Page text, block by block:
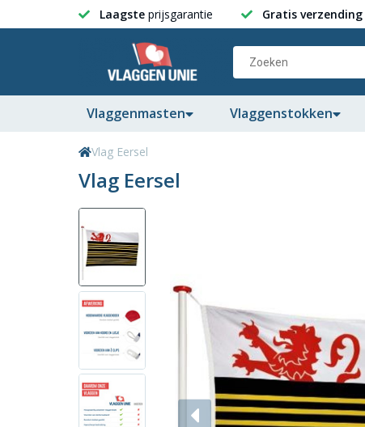
Laagste prijsgarantie Gratis verzending
Vlaggenmasten Vlaggenstokken
Vlag Eersel
Vlag Eersel